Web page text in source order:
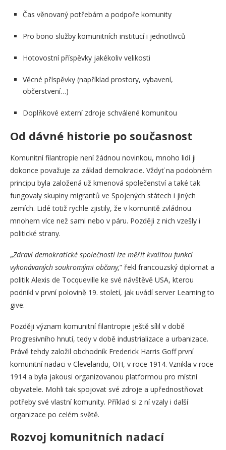
Čas věnovaný potřebám a podpoře komunity
Pro bono služby komunitních institucí i jednotlivců
Hotovostní příspěvky jakékoliv velikosti
Věcné příspěvky (například prostory, vybavení,
občerstvení…)
Doplňkové externí zdroje schválené komunitou
Od dávné historie po současnost
Komunitní filantropie není žádnou novinkou, mnoho lidí ji
dokonce považuje za základ demokracie. Vždyť na podobném
principu byla založená už kmenová společenství a také tak
fungovaly skupiny migrantů ve Spojených státech i jiných
zemích. Lidé totiž rychle zjistily, že v komunitě zvládnou
mnohem více než sami nebo v páru. Později z nich vzešly i
politické strany.
„Zdraví demokratické společnosti lze měřit kvalitou funkcí
vykonávaných soukromými občany,” řekl francouzský diplomat a
politik Alexis de Tocqueville ke své návštěvě USA, kterou
podnikl v první polovině 19. století, jak uvádí server Learning to
give.
Později význam komunitní filantropie ještě sílil v době
Progresivního hnutí, tedy v době industrializace a urbanizace.
Právě tehdy založil obchodník Frederick Harris Goff první
komunitní nadaci v Clevelandu, OH, v roce 1914. Vznikla v roce
1914 a byla jakousi organizovanou platformou pro místní
obyvatele. Mohli tak spojovat své zdroje a upřednostňovat
potřeby své vlastní komunity. Příklad si z ní vzaly i další
organizace po celém světě.
Rozvoj komunitních nadací